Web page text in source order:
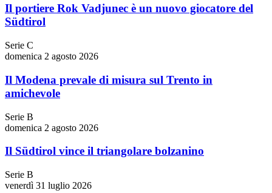
Il portiere Rok Vadjunec è un nuovo giocatore del
Südtirol
Serie C
domenica 2 agosto 2026
Il Modena prevale di misura sul Trento in
amichevole
Serie B
domenica 2 agosto 2026
Il Südtirol vince il triangolare bolzanino
Serie B
venerdì 31 luglio 2026